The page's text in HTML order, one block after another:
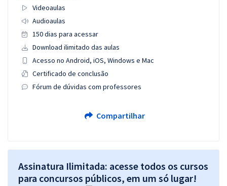
Videoaulas
Audioaulas
150 dias para acessar
Download ilimitado das aulas
Acesso no Android, iOS, Windows e Mac
Certificado de conclusão
Fórum de dúvidas com professores
Compartilhar
Assinatura Ilimitada: acesse todos os cursos
para concursos públicos, em um só lugar!